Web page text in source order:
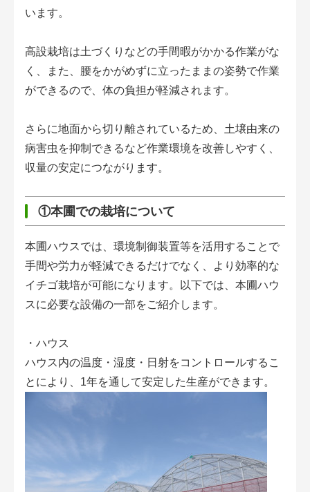
います。
高設栽培は土づくりなどの手間暇がかかる作業がな
く、また、腰をかがめずに立ったままの姿勢で作業
ができるので、体の負担が軽減されます。
さらに地面から切り離されているため、土壌由来の
病害虫を抑制できるなど作業環境を改善しやすく、
収量の安定につながります。
①本圃での栽培について
本圃ハウスでは、環境制御装置等を活用することで
手間や労力が軽減できるだけでなく、より効率的な
イチゴ栽培が可能になります。以下では、本圃ハウ
スに必要な設備の一部をご紹介します。
・ハウス
ハウス内の温度・湿度・日射をコントロールするこ
とにより、1年を通して安定した生産ができます。